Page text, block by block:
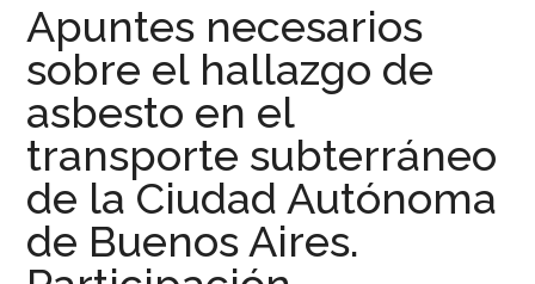
Apuntes necesarios
sobre el hallazgo de
asbesto en el
transporte subterráneo
de la Ciudad Autónoma
de Buenos Aires.